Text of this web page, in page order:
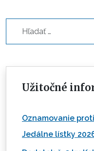
Užitočné
Oznamovanie
Jedálne lístky